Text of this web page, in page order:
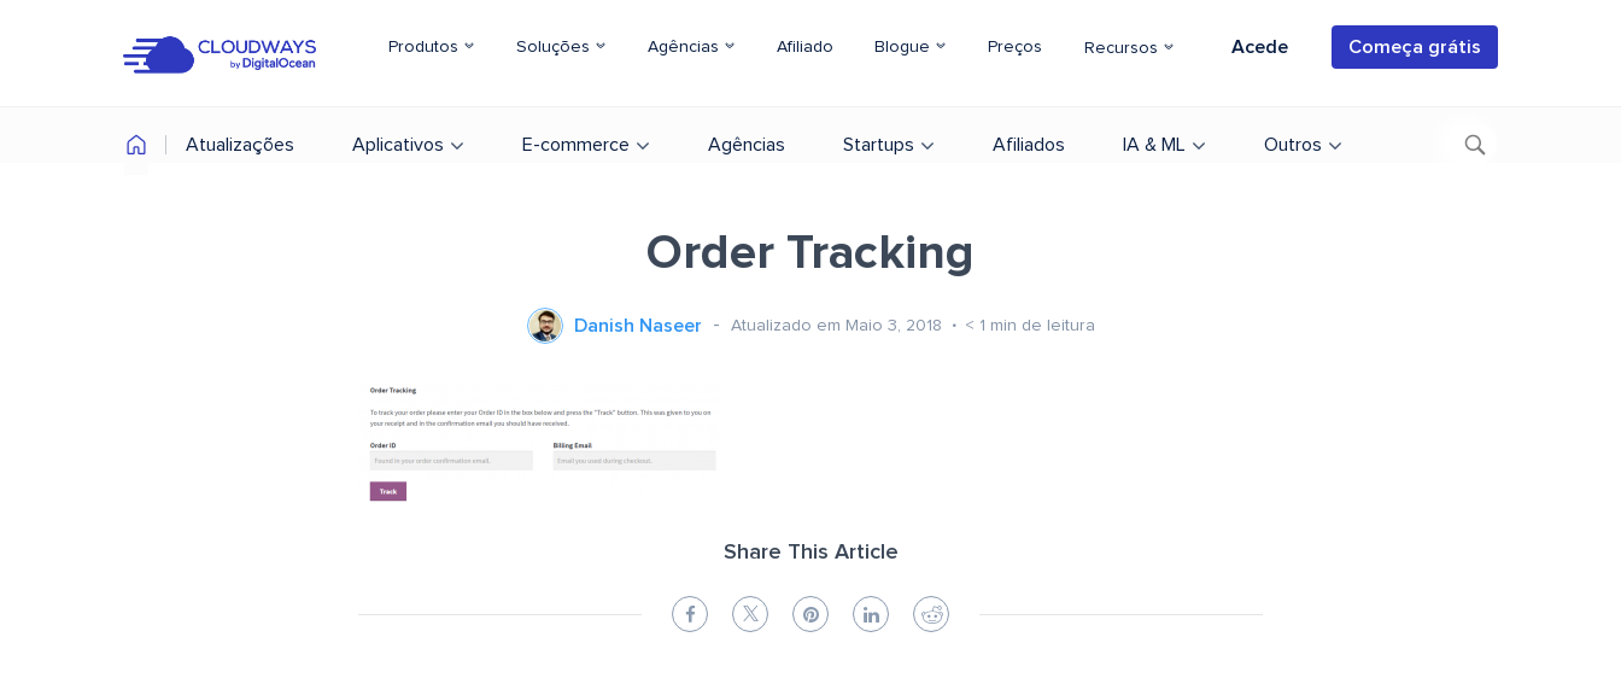
Produtos Soluções Agências Afiliado Blogue Preços Recursos Acede Começa grátis
Atualizações Aplicativos E-commerce Agências Startups Afiliados IA & ML Outros
Order Tracking
Danish Naseer Atualizado em Maio 3, 2018 < 1 min de leitura
Share This Article